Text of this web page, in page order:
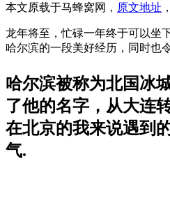
本文原载于马蜂窝网， 原文地址
龙年将至，忙碌一年终于可以坐
哈尔滨的一段美好经历，同时也
哈尔滨被称为北国冰
了他的名字，从大连
在北京的我来说遇到
气.